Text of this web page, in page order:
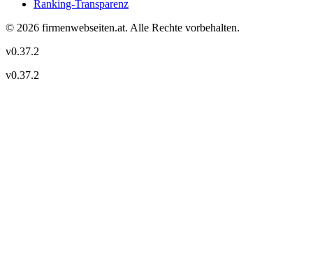
Ranking-Transparenz
© 2026 firmenwebseiten.at. Alle Rechte vorbehalten.
v0.37.2
v0.37.2